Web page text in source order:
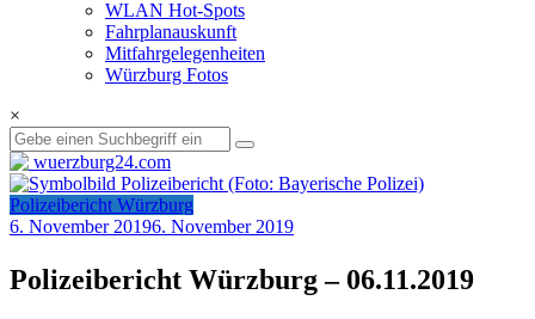
WLAN Hot-Spots
Fahrplanauskunft
Mitfahrgelegenheiten
Würzburg Fotos
×
Polizeibericht Würzburg
6. November 20196. November 2019
Polizeibericht Würzburg – 06.11.2019